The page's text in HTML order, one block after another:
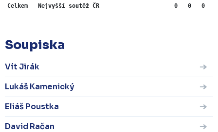
Celkem   Nejvyšší soutěž ČR                      0   0   0
Soupiska
Vít Jirák
Lukáš Kamenický
Eliáš Poustka
David Račan